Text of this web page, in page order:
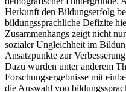
Herkunft den Bildungserfolg
bildungssprachliche Defizite
Zusammenhangs zeigt nicht
sozialer Ungleichheit im
Ansatzpunkte zur
Dazu wurden unter anderem
Forschungsergebnisse mit
die Auswahl von